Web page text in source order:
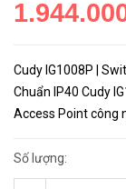
Cudy IG1008P |
Chuẩn IP40 Cudy
Access Point công
Số lượng: